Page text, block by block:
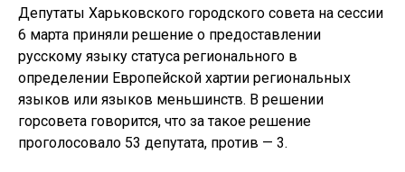
Депутаты Харьковского городского совета на сессии
6 марта приняли решение о предоставлении
русскому языку статуса регионального в
определении Европейской хартии региональных
языков или языков меньшинств. В решении
горсовета говорится, что за такое решение
проголосовало 53 депутата, против — 3.